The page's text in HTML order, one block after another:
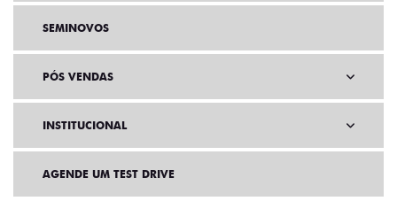
SEMINOVOS
PÓS VENDAS
INSTITUCIONAL
AGENDE UM TEST DRIVE